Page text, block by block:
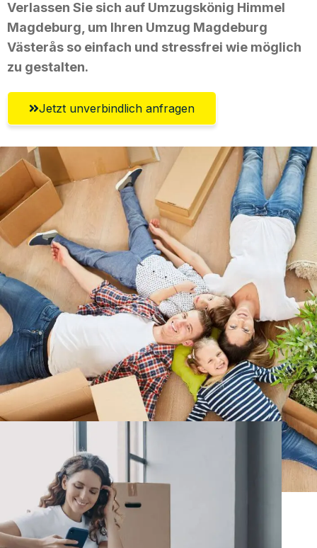
Verlassen Sie sich auf Umzugskönig Himmel
Magdeburg, um Ihren Umzug Magdeburg
Västerås so einfach und stressfrei wie möglich
zu gestalten.
Jetzt unverbindlich anfragen